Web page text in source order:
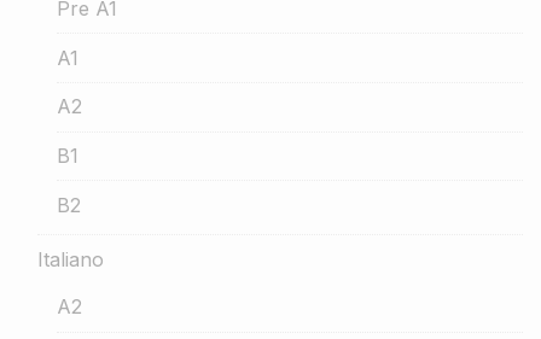
Pre A1
A1
A2
B1
B2
Italiano
A2